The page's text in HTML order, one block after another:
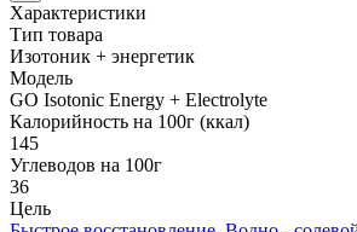
Характеристики
Тип товара
Изотоник + энергетик
Модель
GO Isotonic Energy + Electrolyte
Калорийность на 100г (ккал)
145
Углеводов на 100г
36
Цель